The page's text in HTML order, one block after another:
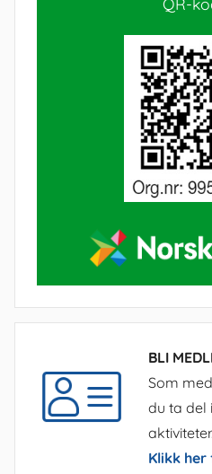
BLI
Som
du ta del
aktiviteter.
Klikk